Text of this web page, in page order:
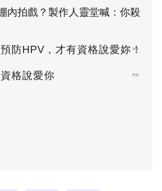
內拍戲？製作人靈堂喊：你殺
防HPV，才有資格說愛妳！
PR
格說愛你 PR